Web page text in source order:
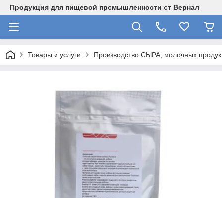
Продукция для пищевой промышленности от Вернал
Товары и услуги Производство СЫРА, молочных